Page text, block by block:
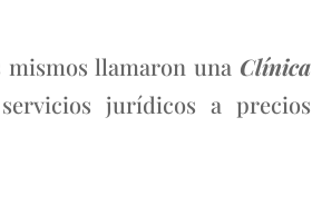
mismos llamaron una Clínica
jurídicos a precios